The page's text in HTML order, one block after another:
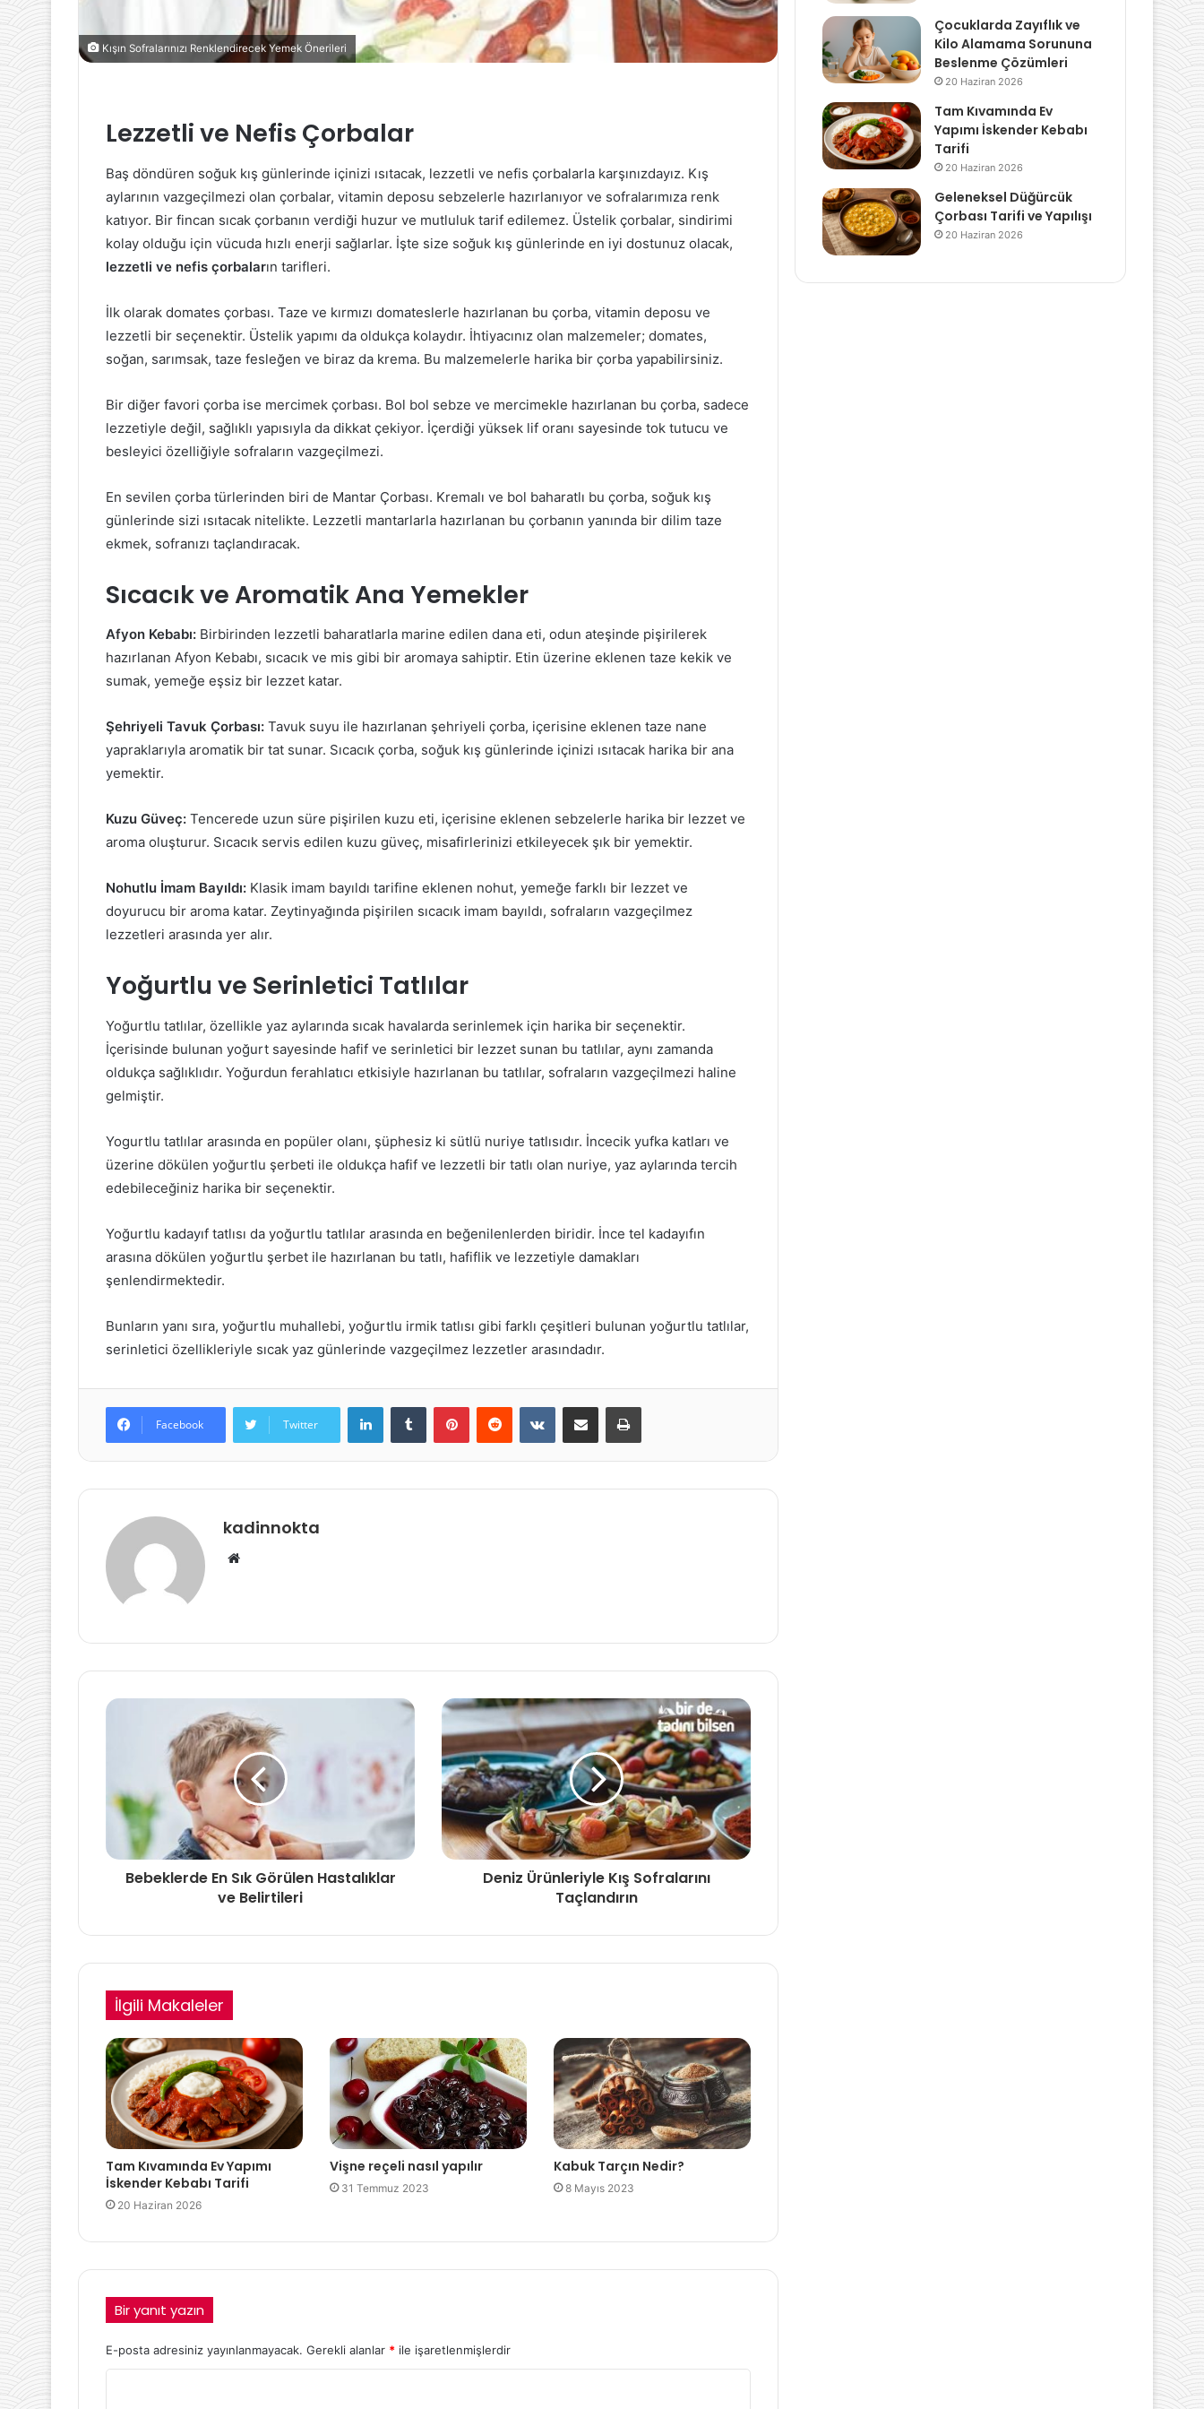
Kışın Sofralarınızı Renklendirecek Yemek Önerileri
Lezzetli ve Nefis Çorbalar
Baş döndüren soğuk kış günlerinde içinizi ısıtacak, lezzetli ve nefis çorbalarla karşınızdayız. Kış
aylarının vazgeçilmezi olan çorbalar, vitamin deposu sebzelerle hazırlanıyor ve sofralarımıza renk
katıyor. Bir fincan sıcak çorbanın verdiği huzur ve mutluluk tarif edilemez. Üstelik çorbalar, sindirimi
kolay olduğu için vücuda hızlı enerji sağlarlar. İşte size soğuk kış günlerinde en iyi dostunuz olacak,
lezzetli ve nefis çorbaların tarifleri.
İlk olarak domates çorbası. Taze ve kırmızı domateslerle hazırlanan bu çorba, vitamin deposu ve
lezzetli bir seçenektir. Üstelik yapımı da oldukça kolaydır. İhtiyacınız olan malzemeler; domates,
soğan, sarımsak, taze fesleğen ve biraz da krema. Bu malzemelerle harika bir çorba yapabilirsiniz.
Bir diğer favori çorba ise mercimek çorbası. Bol bol sebze ve mercimekle hazırlanan bu çorba, sadece
lezzetiyle değil, sağlıklı yapısıyla da dikkat çekiyor. İçerdiği yüksek lif oranı sayesinde tok tutucu ve
besleyici özelliğiyle sofraların vazgeçilmezi.
En sevilen çorba türlerinden biri de Mantar Çorbası. Kremalı ve bol baharatlı bu çorba, soğuk kış
günlerinde sizi ısıtacak nitelikte. Lezzetli mantarlarla hazırlanan bu çorbanın yanında bir dilim taze
ekmek, sofranızı taçlandıracak.
Sıcacık ve Aromatik Ana Yemekler
Afyon Kebabı: Birbirinden lezzetli baharatlarla marine edilen dana eti, odun ateşinde pişirilerek
hazırlanan Afyon Kebabı, sıcacık ve mis gibi bir aromaya sahiptir. Etin üzerine eklenen taze kekik ve
sumak, yemeğe eşsiz bir lezzet katar.
Şehriyeli Tavuk Çorbası: Tavuk suyu ile hazırlanan şehriyeli çorba, içerisine eklenen taze nane
yapraklarıyla aromatik bir tat sunar. Sıcacık çorba, soğuk kış günlerinde içinizi ısıtacak harika bir ana
yemektir.
Kuzu Güveç: Tencerede uzun süre pişirilen kuzu eti, içerisine eklenen sebzelerle harika bir lezzet ve
aroma oluşturur. Sıcacık servis edilen kuzu güveç, misafirlerinizi etkileyecek şık bir yemektir.
Nohutlu İmam Bayıldı: Klasik imam bayıldı tarifine eklenen nohut, yemeğe farklı bir lezzet ve
doyurucu bir aroma katar. Zeytinyağında pişirilen sıcacık imam bayıldı, sofraların vazgeçilmez
lezzetleri arasında yer alır.
Yoğurtlu ve Serinletici Tatlılar
Yoğurtlu tatlılar, özellikle yaz aylarında sıcak havalarda serinlemek için harika bir seçenektir.
İçerisinde bulunan yoğurt sayesinde hafif ve serinletici bir lezzet sunan bu tatlılar, aynı zamanda
oldukça sağlıklıdır. Yoğurdun ferahlatıcı etkisiyle hazırlanan bu tatlılar, sofraların vazgeçilmezi haline
gelmiştir.
Yogurtlu tatlılar arasında en popüler olanı, şüphesiz ki sütlü nuriye tatlısıdır. İncecik yufka katları ve
üzerine dökülen yoğurtlu şerbeti ile oldukça hafif ve lezzetli bir tatlı olan nuriye, yaz aylarında tercih
edebileceğiniz harika bir seçenektir.
Yoğurtlu kadayıf tatlısı da yoğurtlu tatlılar arasında en beğenilenlerden biridir. İnce tel kadayıfın
arasına dökülen yoğurtlu şerbet ile hazırlanan bu tatlı, hafiflik ve lezzetiyle damakları
şenlendirmektedir.
Bunların yanı sıra, yoğurtlu muhallebi, yoğurtlu irmik tatlısı gibi farklı çeşitleri bulunan yoğurtlu tatlılar,
serinletici özellikleriyle sıcak yaz günlerinde vazgeçilmez lezzetler arasındadır.
Facebook Twitter
LinkedInTumblr PinterestReddit VKontakteE-Posta ile paylaş Yazdır
kadinnokta
Web
Bebeklerde En Sık Görülen Hastalıklar
ve Belirtileri
Deniz Ürünleriyle Kış Sofralarını
Taçlandırın
İlgili Makaleler
Tam Kıvamında Ev Yapımı
İskender Kebabı Tarifi
20 Haziran 2026
Vişne reçeli nasıl yapılır
31 Temmuz 2023
Kabuk Tarçın Nedir?
8 Mayıs 2023
Bir yanıt yazın
E-posta adresiniz yayınlanmayacak. Gerekli alanlar * ile işaretlenmişlerdir
Çocuklarda Zayıflık ve
Kilo Alamama Sorununa
Beslenme Çözümleri
20 Haziran 2026
Tam Kıvamında Ev
Yapımı İskender Kebabı
Tarifi
20 Haziran 2026
Geleneksel Düğürcük
Çorbası Tarifi ve Yapılışı
20 Haziran 2026